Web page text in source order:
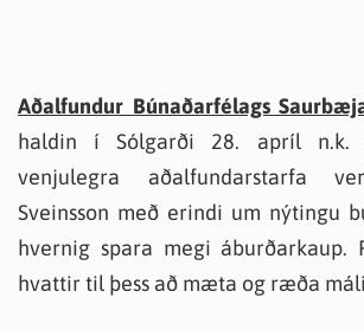
Aðalfundur Búnaðarfélags
haldin í Sólgarði 28. apríl n.k.
venjulegra aðalfundarstarfa
Sveinsson með erindi um nýtingu
hvernig spara megi áburðarkaup.
hvattir til þess að mæta og ræða